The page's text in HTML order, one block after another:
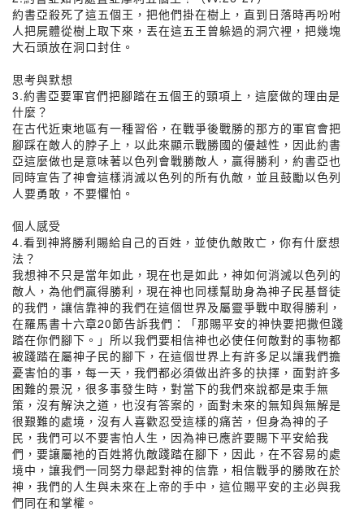
約書亞殺死了這五個王，把他們掛在樹上，直到日落時再吩咐
人把屍體從樹上取下來，丟在這五王曾躲過的洞穴裡，把幾塊
大石頭放在洞口封住。
思考與默想
3.約書亞要軍官們把腳踏在五個王的頸項上，這麼做的理由是
什麼？
在古代近東地區有一種習俗，在戰爭後戰勝的那方的軍官會把
腳踩在敵人的脖子上，以此來顯示戰勝國的優越性，因此約書
亞這麼做也是意味著以色列會戰勝敵人，贏得勝利，約書亞也
同時宣告了神會這樣消滅以色列的所有仇敵，並且鼓勵以色列
人要勇敢，不要懼怕。
個人感受
4.看到神將勝利賜給自己的百姓，並使仇敵敗亡，你有什麼想
法？
我想神不只是當年如此，現在也是如此，神如何消滅以色列的
敵人，為他們贏得勝利，現在神也同樣幫助身為神子民基督徒
的我們，讓信靠神的我們在這個世界及屬靈爭戰中取得勝利，
在羅馬書十六章20節告訴我們：「那賜平安的神快要把撒但踐
踏在你們腳下。」所以我們要相信神也必使任何敵對的事物都
被踐踏在屬神子民的腳下，在這個世界上有許多足以讓我們擔
憂害怕的事，每一天，我們都必須做出許多的抉擇，面對許多
困難的景況，很多事發生時，對當下的我們來說都是束手無
策，沒有解決之道，也沒有答案的，面對未來的無知與無解是
很艱難的處境，沒有人喜歡忍受這樣的痛苦，但身為神的子
民，我們可以不要害怕人生，因為神已應許要賜下平安給我
們，要讓屬祂的百姓將仇敵踐踏在腳下，因此，在不容易的處
境中，讓我們一同努力舉起對神的信靠，相信戰爭的勝敗在於
神，我們的人生與未來在上帝的手中，這位賜平安的主必與我
們同在和掌權。